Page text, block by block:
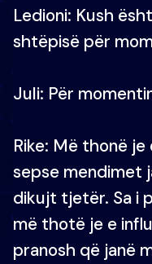
Ledioni: Kush
shtëpisë për
Juli: Për
Rike: Më thonë
sepse mendimet
dikujt tjetër. Sa i
më thotë je e
pranosh që janë